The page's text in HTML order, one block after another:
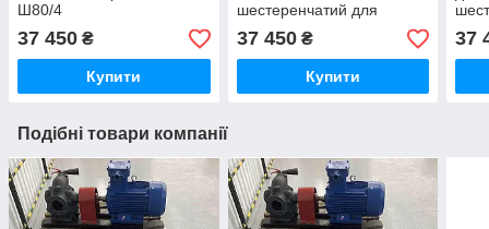
Ш80/4
37 450 ₴
Купити
шестеренчатий для
перекачування масла
Ш80/2,5
37 450₴
Купити
37
Подібні товари компанії